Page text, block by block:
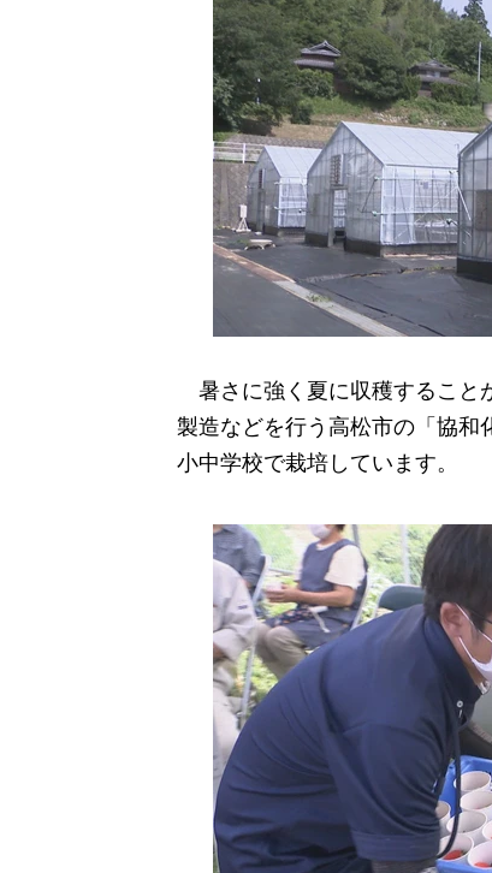
暑さに強く夏に収穫すること
製造などを行う高松市の「協和
小中学校で栽培しています。